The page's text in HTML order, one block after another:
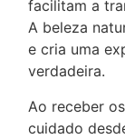
facilitam a
A beleza
e cria uma
verdadeira.
Ao receber
cuidado